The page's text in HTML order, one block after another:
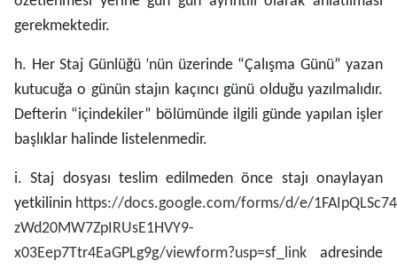
gerekmektedir.
h. Her Staj Günlüğü ’nün üzerinde “Çalışma Günü” yazan
kutucuğa o günün stajın kaçıncı günü olduğu yazılmalıdır.
Defterin “içindekiler” bölümünde ilgili günde yapılan işler
başlıklar halinde listelenmedir.
i. Staj dosyası teslim edilmeden önce stajı onaylayan
yetkilinin https://docs.google.com/forms/d/e/
zWd20MW7ZpIRUsE1HVY9-
x03Eep7Ttr4EaGPLg9g/viewform?usp=sf_link adresinde